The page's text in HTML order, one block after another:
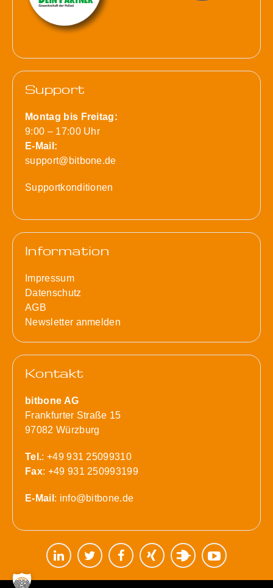
Support
Montag bis Freitag:
9:00 – 17:00 Uhr
E-Mail:
support@bitbone.de
Supportkonditionen
Information
Impressum
Datenschutz
AGB
Newsletter anmelden
Kontakt
bitbone AG
Frankfurter Straße 15
97082 Würzburg
Tel.: +49 931 25099310
Fax: +49 931 250993199
E-Mail : info@bitbone.de